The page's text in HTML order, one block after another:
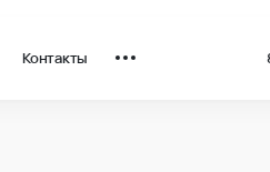
Контакты